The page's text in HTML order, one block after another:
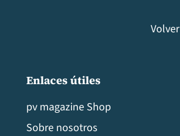
Volver
Enlaces útiles
pv magazine Shop
Sobre nosotros